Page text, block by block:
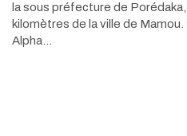
la sous préfecture de
kilomètres de la ville de
Alpha…